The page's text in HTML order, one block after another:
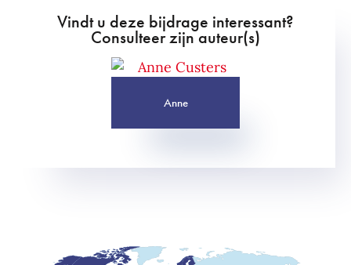
Vindt u deze bijdrage interessant?
Consulteer zijn auteur(s)
Anne